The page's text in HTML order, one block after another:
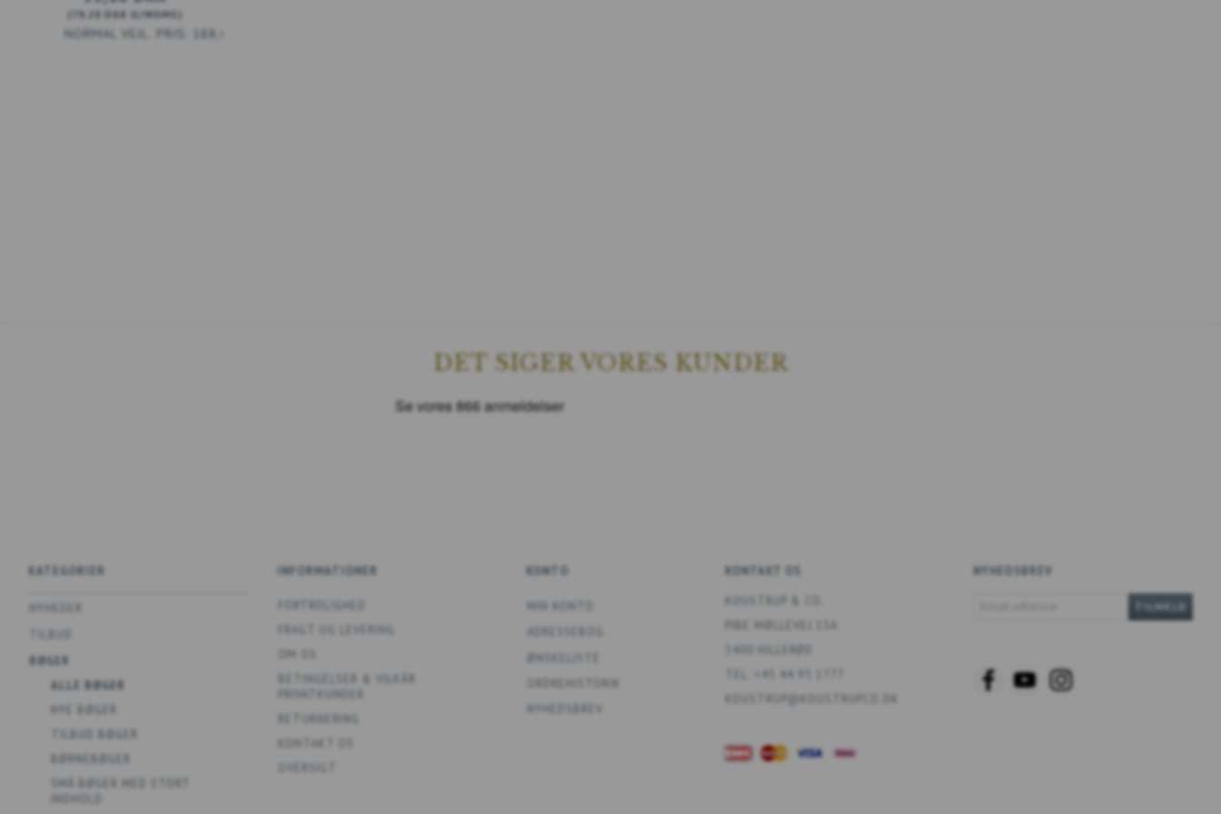
( 79,20 DKK U/MOMS)
188,00 DKK
DET SIGER VORES KUNDER
KATEGORIER
BØGER
ALLE BØGER
NYE BØGER
BØRNEBØGER
SMÅ BØGER MED STORT
INDHOLD
INFORMATIONER
OM OS
KONTAKT OS
KONTO
MIN KONTO
ADRESSEBOG
KONTAKT OS
PIBE MØLLEVEJ 13A
3400 HILLERØD
TEL. +45 44 95 1777
NYHEDSBREV
TILMELD